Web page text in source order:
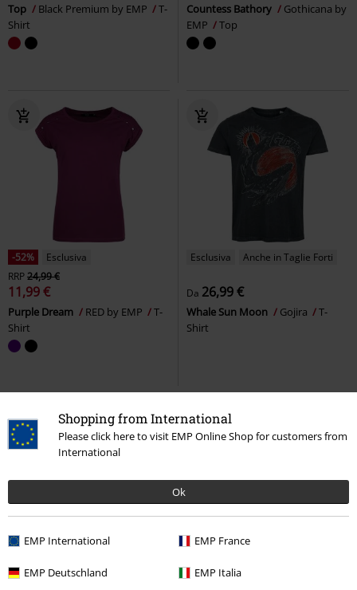
Shopping from International
Please click here to visit EMP Online Shop for customers from
International
Ok
EMP International EMP France
EMP Deutschland EMP Italia
Top Black Premium by EMP
T-
Shirt
Countess Bathory
Gothicana by
EMP
Top
-52%
Esclusiva
RRP24,99 €
11,99 €
Purple Dream RED by EMP
T-
Shirt
Esclusiva Anche in Taglie Forti
Da 26,99 €
Whale Sun Moon Gojira
T-
Shirt